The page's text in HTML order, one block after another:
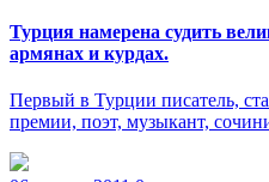
Турция намерена судить
армянах и курдах.
Первый в Турции писатель,
премии, поэт, музыкант,